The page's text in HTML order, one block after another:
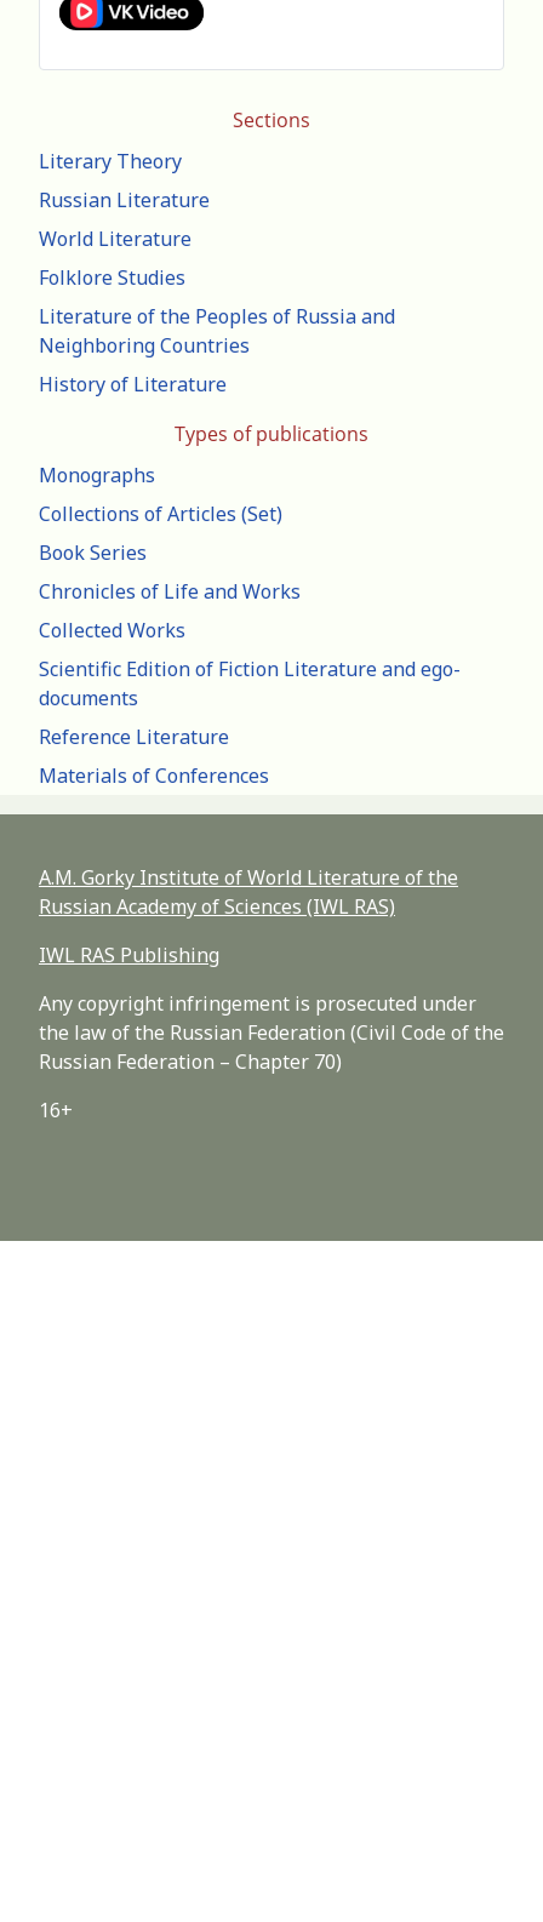
Sections
Literary Theory
Russian Literature
World Literature
Folklore Studies
Literature of the Peoples of Russia and
Neighboring Countries
History of Literature
Types of publications
Monographs
Collections of Articles (Set)
Book Series
Chronicles of Life and Works
Collected Works
Scientific Edition of Fiction Literature and ego-
documents
Reference Literature
Materials of Conferences
A.M. Gorky Institute of World Literature of the
Russian Academy of Sciences (IWL RAS)
IWL RAS Publishing
Any copyright infringement is prosecuted under
the law of the Russian Federation (Civil Code of the
Russian Federation – Chapter 70)
16+